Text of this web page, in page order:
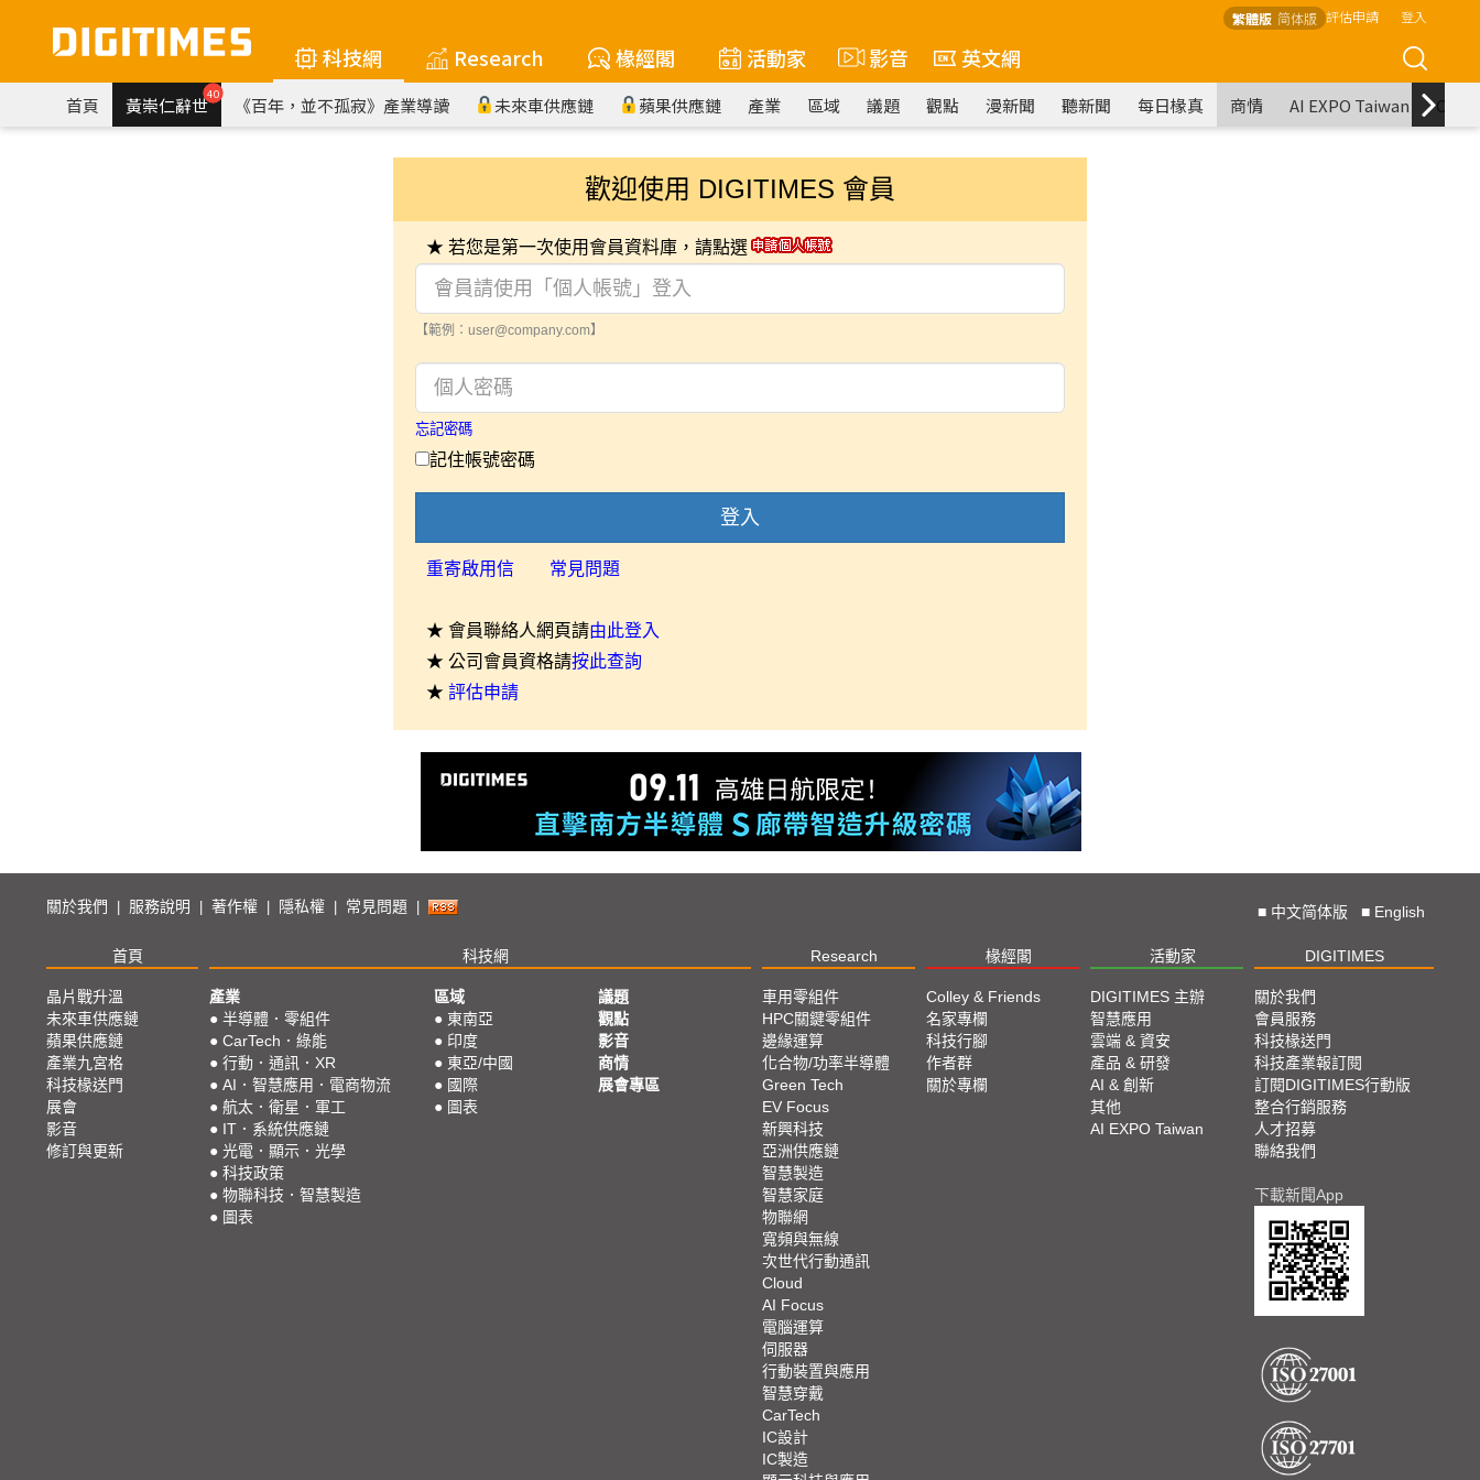
繁體版 简体版 評估申請 登入
科技網 Research 椽經閣 活動家 影音 英文網
首頁 黃崇仁辭世40 《百年，並不孤寂》產業導讀 未來車供應鏈 蘋果供應鏈 產業 區域 議題 觀點 漫新聞 聽新聞 每日椽真 商情 AI EXPO Taiwan
歡迎使用 DIGITIMES 會員
★ 若您是第一次使用會員資料庫，請點選
【範例：user@company.com】
忘記密碼
記住帳號密碼
登入
重寄啟用信 常見問題
★ 會員聯絡人網頁請由此登入
★ 公司會員資格請按此查詢
★ 評估申請
關於我們 服務說明 著作權 隱私權 常見問題 ■ 中文简体版 ■ English
首頁 科技網 Research 椽經閣 活動家 DIGITIMES
晶片戰升溫
未來車供應鏈
蘋果供應鏈
產業九宮格
科技椽送門
展會
影音
修訂與更新
產業
● 半導體．零組件
● CarTech．綠能
● 行動．通訊．XR
● AI．智慧應用．電商物流
● 航太．衛星．軍工
● IT．系統供應鏈
● 光電．顯示．光學
● 科技政策
● 物聯科技．智慧製造
● 圖表
區域
● 東南亞
● 印度
● 東亞/中國
● 國際
● 圖表
議題
觀點
影音
商情
展會專區
車用零組件
HPC關鍵零組件
邊緣運算
化合物/功率半導體
Green Tech
EV Focus
新興科技
亞洲供應鏈
智慧製造
智慧家庭
物聯網
寬頻與無線
次世代行動通訊
Cloud
AI Focus
電腦運算
伺服器
行動裝置與應用
智慧穿戴
CarTech
IC設計
IC製造
Colley & Friends
名家專欄
科技行腳
作者群
關於專欄
DIGITIMES 主辦
智慧應用
雲端 & 資安
產品 & 研發
AI & 創新
其他
AI EXPO Taiwan
關於我們
會員服務
科技椽送門
科技產業報訂閱
訂閱DIGITIMES行動版
整合行銷服務
人才招募
聯絡我們
下載新聞App